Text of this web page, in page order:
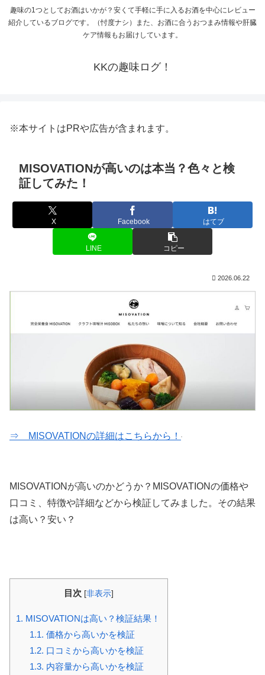
趣味の1つとしてお酒はいかが？安くて手軽に手に入るお酒を中心にレビュー
紹介しているブログです。（忖度ナシ）また、お酒に合うおつまみ情報や肝臓
ケア情報もお届けしています。
KKの趣味ログ！
※本サイトはPRや広告が含まれます。
MISOVATIONが高いのは本当？色々と検
証してみた！
X Facebook はてブ
LINE コピー
2026.06.22
⇒ MISOVATIONの詳細はこちらから！
MISOVATIONが高いのかどうか？MISOVATIONの価格や
口コミ、特徴や詳細などから検証してみました。その結果
は高い？安い？
目次 [非表示]
1. MISOVATIONは高い？検証結果！
1.1. 価格から高いかを検証
1.2. 口コミから高いかを検証
1.3. 内容量から高いかを検証